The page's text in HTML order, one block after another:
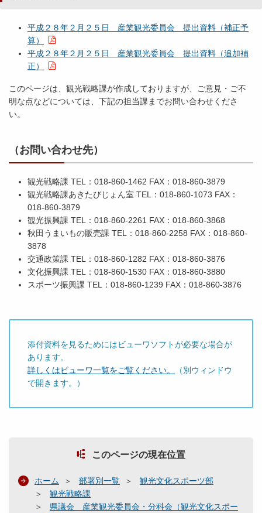
平成２８年２月２５日 産業観光委員会 提出資料（補正予
算）
平成２８年２月２５日 産業観光委員会 提出資料（追加補
正）
このページは、観光戦略課が作成しておりますが、ご意見・ご不
明な点などについては、下記の担当課までお問い合わせくださ
い。
（お問い合わせ先）
観光戦略課 TEL：018-860-1462 FAX：018-860-3879
観光戦略課あきたびじょん室 TEL：018-860-1073 FAX：
018-860-3879
観光振興課 TEL：018-860-2261 FAX：018-860-3868
秋田うまいもの販売課 TEL：018-860-2258 FAX：018-860-
3878
交通政策課 TEL：018-860-1282 FAX：018-860-3876
文化振興課 TEL：018-860-1530 FAX：018-860-3880
スポーツ振興課 TEL：018-860-1239 FAX：018-860-3876
添付資料を見るためにはビューワソフトが必要な場合が
あります。
詳しくはビューワ一覧をご覧ください。
（別ウィンドウ
で開きます。）
このページの現在位置
ホーム 部署別一覧
観光文化スポーツ部
観光戦略課
県議会 産業観光委員会・分科会（観光文化スポー